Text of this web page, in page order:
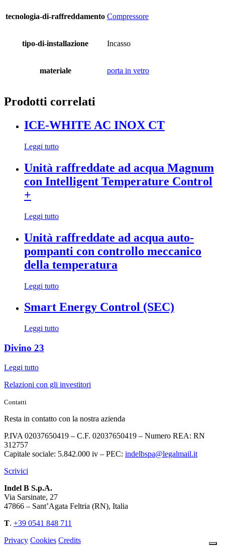
tecnologia-di-raffreddamento Compressore
tipo-di-installazione Incasso
materiale porta in vetro
Prodotti correlati
ICE-WHITE AC INOX CT
Leggi tutto
Unità raffreddate ad acqua Magnum
con Intelligent Temperature Control
+
Leggi tutto
Unità raffreddate ad acqua auto-
pompanti con controllo meccanico
della temperatura
Leggi tutto
Smart Energy Control (SEC)
Leggi tutto
Divino 23
Leggi tutto
Relazioni con gli investitori
Contatti
Resta in contatto con la nostra azienda
P.IVA 02037650419 – C.F. 02037650419 – Numero REA: RN
312757
Capitale sociale: 5.842.000 iv – PEC: indelbspa@legalmail.it
Scrivici
Indel B S.p.A.
Via Sarsinate, 27
47866 – Sant’Agata Feltria (RN), Italia
T. +39 0541 848 711
Privacy Cookies Credits